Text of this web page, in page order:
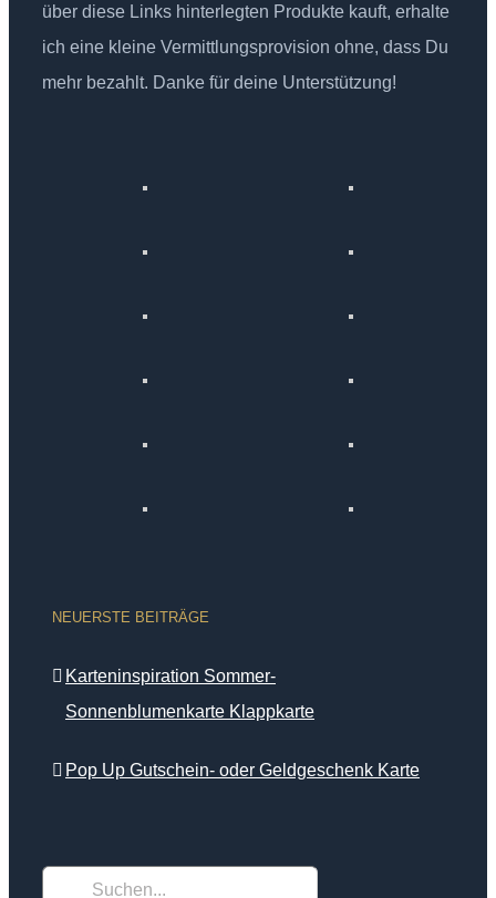
über diese Links hinterlegten Produkte kauft, erhalte
ich eine kleine Vermittlungsprovision ohne, dass Du
mehr bezahlt. Danke für deine Unterstützung!
NEUERSTE BEITRÄGE
Karteninspiration Sommer-
Sonnenblumenkarte Klappkarte
Pop Up Gutschein- oder Geldgeschenk Karte